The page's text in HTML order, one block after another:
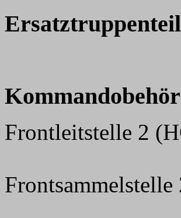
Frontleitstelle 2
Frontsammelstelle